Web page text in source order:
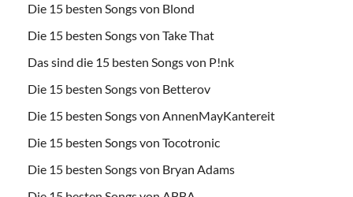
Die 15 besten Songs von Blond
Die 15 besten Songs von Take That
Das sind die 15 besten Songs von P!nk
Die 15 besten Songs von Betterov
Die 15 besten Songs von AnnenMayKantereit
Die 15 besten Songs von Tocotronic
Die 15 besten Songs von Bryan Adams